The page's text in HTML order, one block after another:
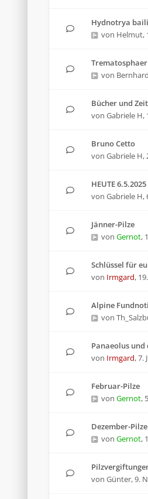
Hydnotrya
von Helmut,
von Bernhard
Bücher und
von Gabriele H,
Bruno Cetto
von Gabriele H,
HEUTE
von Gabriele H,
Jänner-Pilze
von Gernot,
Schlüssel für
von Irmgard,
Alpine
von
Panaeolus
von Irmgard,7.
Februar-Pilze
von Gernot,
Dezember-Pilze
von Gernot,
von Günter,9.